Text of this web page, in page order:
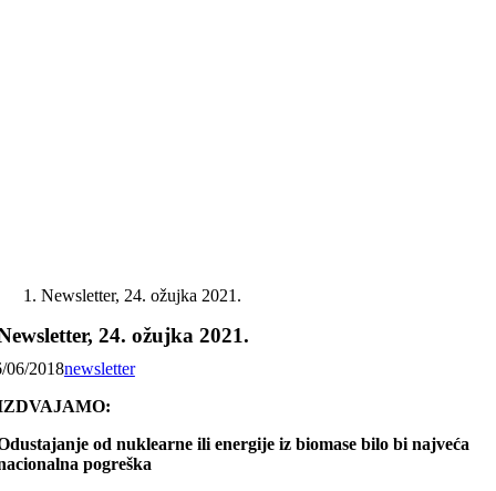
Newsletter, 24. ožujka 2021.
24. ožujka 2021.
06/2018newsletter
od nuklearne ili energije iz biomase bilo bi najveća
pogreška